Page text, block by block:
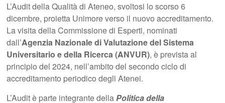
L’Audit della Qualità di Ateneo, svoltosi lo scorso 6
dicembre, proietta Unimore verso il nuovo accreditamento.
La visita della Commissione di Esperti, nominati
dall’Agenzia Nazionale di Valutazione del Sistema
Universitario e della Ricerca (ANVUR), è prevista al
principio del 2024, nell’ambito del secondo ciclo di
accreditamento periodico degli Atenei.
L’Audit è parte integrante dellaPolitica della